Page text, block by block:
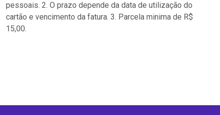
pessoais. 2. O prazo depende da data de utilização do
cartão e vencimento da fatura. 3. Parcela minima de R$
15,00.